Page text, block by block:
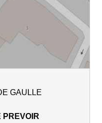
GAULLE
PREVOIR